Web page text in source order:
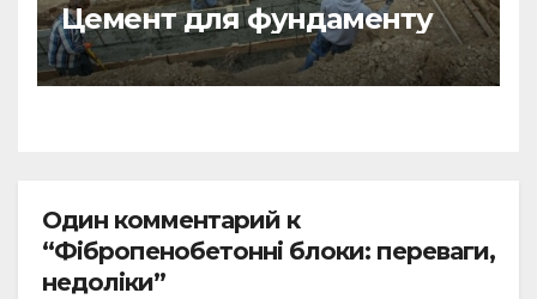
Цемент для фундаменту
Один комментарий к
“Фібропенобетонні блоки: переваги,
недоліки”